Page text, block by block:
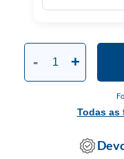
Todas as
- +